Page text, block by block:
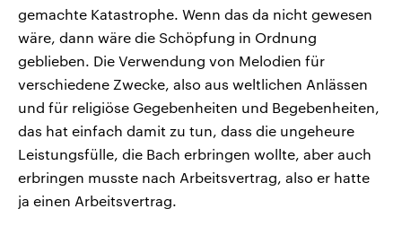
gemachte Katastrophe. Wenn das da nicht gewesen
wäre, dann wäre die Schöpfung in Ordnung
geblieben. Die Verwendung von Melodien für
verschiedene Zwecke, also aus weltlichen Anlässen
und für religiöse Gegebenheiten und Begebenheiten,
das hat einfach damit zu tun, dass die ungeheure
Leistungsfülle, die Bach erbringen wollte, aber auch
erbringen musste nach Arbeitsvertrag, also er hatte
ja einen Arbeitsvertrag.